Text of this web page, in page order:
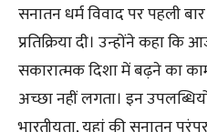
सनातन धर्म विवाद पर पहली
प्रतिक्रिया दी। उन्होंने कहा
सकारात्मक दिशा में बढ़ने का
अच्छा नहीं लगता। इन